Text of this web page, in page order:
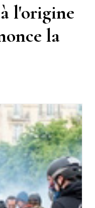
l'origine
la